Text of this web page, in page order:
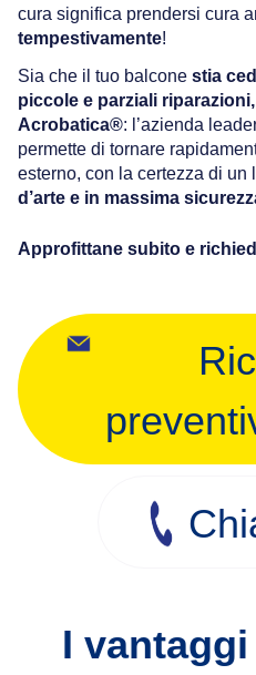
cura significa prendersi cura
tempestivamente!
Sia che il tuo balcone stia
piccole e parziali
Acrobatica®: l’azienda
permette di tornare
esterno, con la certezza di un
d’arte e in massima
Approfittane subito e
I